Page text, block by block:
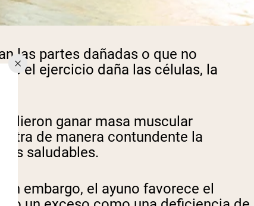
las partes dañadas o que no
el ejercicio daña las células, la
ganar masa muscular
de manera contundente la
saludables.
embargo, el ayuno favorece el